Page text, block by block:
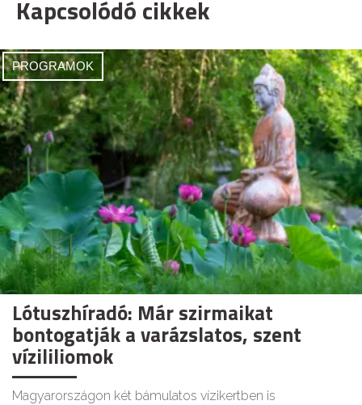
Kapcsolódó cikkek
PROGRAMOK
Lótuszhíradó: Már szirmaikat
bontogatják a varázslatos, szent
vízililiomok
Magyarországon két bámulatos vízikertben is